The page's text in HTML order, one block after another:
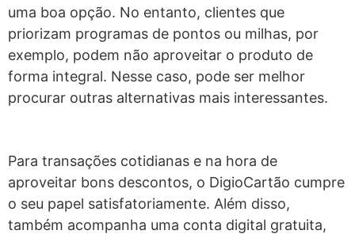
uma boa opção. No entanto, clientes que
priorizam programas de pontos ou milhas, por
exemplo, podem não aproveitar o produto de
forma integral. Nesse caso, pode ser melhor
procurar outras alternativas mais interessantes.
Para transações cotidianas e na hora de
aproveitar bons descontos, o DigioCartão cumpre
o seu papel satisfatoriamente. Além disso,
também acompanha uma conta digital gratuita,